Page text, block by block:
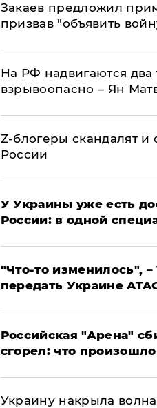
Закаев предложил
призвав "объявить
На РФ надвигаются
взрывоопасно – Ян
Z-блогеры скандалят и
России
У Украины уже есть
России: в одной
​"Что-то изменилось",
передать Украине
​Российская "Арена"
сгорел: что произошло
​Украину накрыла